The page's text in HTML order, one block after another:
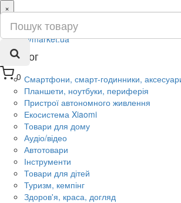
0
×
ru
ua
Каталог
Смартфони, смарт-годинники,
Планшети, ноутбуки, периферія
Пристрої автономного живлення
Екосистема Xiaomi
Товари для дому
Аудіо/відео
Автотовари
Інструменти
Товари для дітей
Туризм, кемпінг
Здоров'я, краса, догляд